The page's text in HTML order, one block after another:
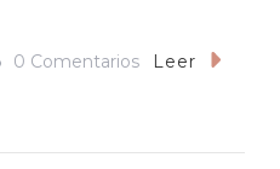
0 ComentariosEnLeer